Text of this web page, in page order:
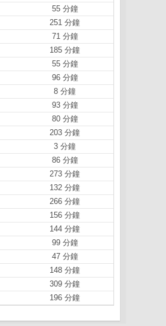
55 分鐘
251 分鐘
71 分鐘
185 分鐘
55 分鐘
96 分鐘
8 分鐘
93 分鐘
80 分鐘
203 分鐘
3 分鐘
86 分鐘
273 分鐘
132 分鐘
266 分鐘
156 分鐘
144 分鐘
99 分鐘
47 分鐘
148 分鐘
309 分鐘
196 分鐘